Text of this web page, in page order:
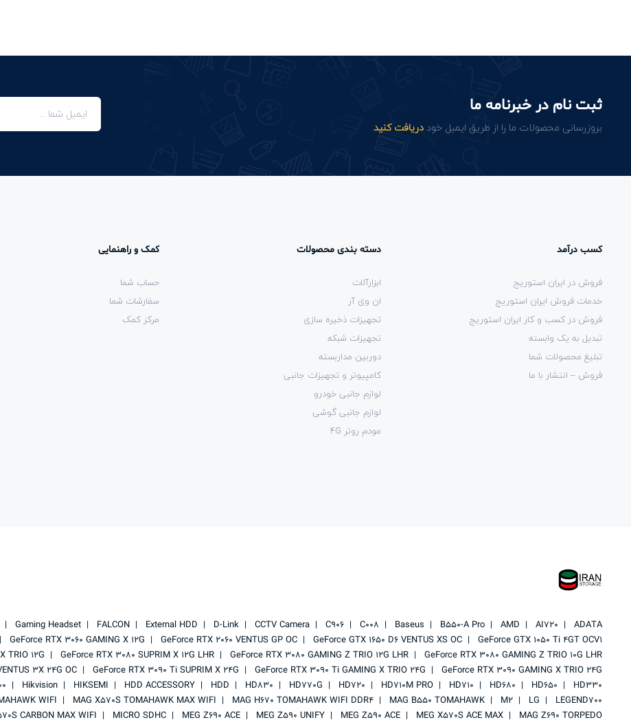
ثبت نام در خبرنامه ما
بروزرسانی محصولات ما را از طریق ایمیل خود دریافت کنید.
کسب درآمد
فروش در ایران استوریج
خدمات فروش ایران استوریج
فروش در کسب و کار ایران استوریج
تبدیل به یک وابسته
تبلیغ محصولات شما
فروش – انتشار با ما
دسته بندی محصولات
ابزارآلات
ان وی آر
تجهیزات ذخیره سازی
تجهیزات شبکه
دوربین مداربسته
کامپیوتر و تجهیزات جانبی
لوازم جانبی خودرو
لوازم جانبی گوشی
مودم روتر 4G
کمک و راهنمایی
حساب شما
سفارشات شما
مرکز کمک
ADATA
AI720
AMD
B550-A Pro
Baseus
C008
C906
CCTV Camera
D-Link
External HDD
FALCON
Gaming Headset
GeForce GTX 1050 Ti 4GT OCV1
GeForce GTX 1650 D6 VENTUS XS OC
GeForce RTX 2060 VENTUS GP OC
GeForce RTX 3060 GAMING X 12G
GeForce RTX 3080 GAMING Z TRIO 10G LHR
GeForce RTX 3080 GAMING Z TRIO 12G LHR
GeForce RTX 3080 SUPRIM X 12G LHR
TRIO 12G
GeForce RTX 3090 GAMING X TRIO 24G
GeForce RTX 3090 Ti GAMING X TRIO 24G
GeForce RTX 3090 Ti SUPRIM X 24G
3X 24G OC
HD330
HD650
HD680
HD710
HD710M PRO
HD720
HD770G
HD830
HDD
HDD ACCESSORY
HIKSEMI
Hikvision
LEGEND700
LG
M2
MAG B550 TOMAHAWK
MAG H670 TOMAHAWK WIFI DDR4
MAG X570S TOMAHAWK MAX WIFI
WIFI
MAG Z690 TORPEDO
MEG X570S ACE MAX
MEG Z590 ACE
MEG Z590 UNIFY
MEG Z690 ACE
MICRO SDHC
CARBON MAX WIFI